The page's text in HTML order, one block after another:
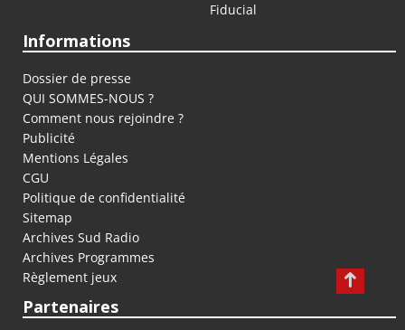
Fiducial
Informations
Dossier de presse
QUI SOMMES-NOUS ?
Comment nous rejoindre ?
Publicité
Mentions Légales
CGU
Politique de confidentialité
Sitemap
Archives Sud Radio
Archives Programmes
Règlement jeux
Partenaires